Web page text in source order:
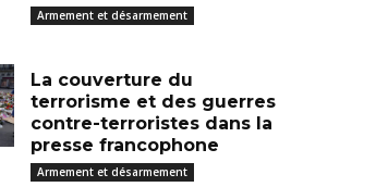
Armement et désarmement
La couverture du
terrorisme et des guerres
contre-terroristes dans la
presse francophone
Armement et désarmement